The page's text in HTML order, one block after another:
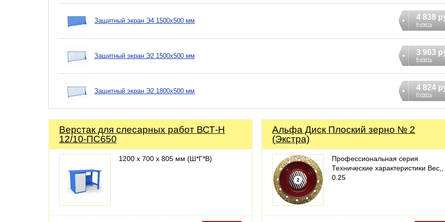
Защитный экран Э4 1500х500 мм 4 838
Купить
Защитный экран Э2 1500х500 мм 3 963
Купить
Защитный экран Э2 1800х500 мм 4 824
Купить
Верстак для слесарных работ ВСТ-Н
12/10-ПС650
1200 х 700 х 805 мм (Ш*Г*В)
Альфа Диск Плоский зерно № 2
(Экстра)
Профессиональная серия.
Технические характеристики Вес,,
0.25